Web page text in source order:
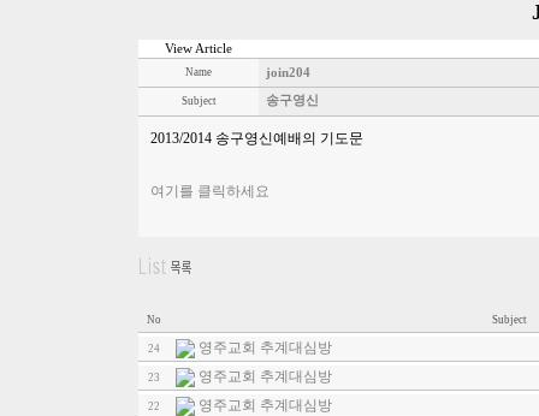
View Article
Name join204
Subject 송구영신
2013/2014 송구영신예배의 기도문
여기를 클릭하세요
No Subject
24 영주교회 추계대심방
23 영주교회 추계대심방
22 영주교회 추계대심방